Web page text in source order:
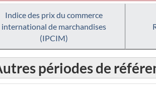
Indice des prix du commerce
international de marchandises
(IPCIM)
périodes de